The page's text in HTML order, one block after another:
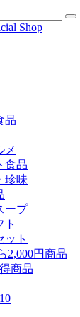
品
メ
食品
珍味
ープ
ト
ト
2,000円商品
商品